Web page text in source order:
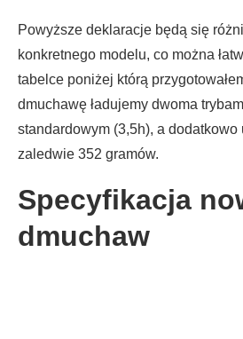
Powyższe deklaracje będą się
konkretnego modelu, co można
tabelce poniżej którą
dmuchawę ładujemy dwoma
standardowym (3,5h), a
zaledwie 352 gramów.
Specyfikacja
dmuchaw